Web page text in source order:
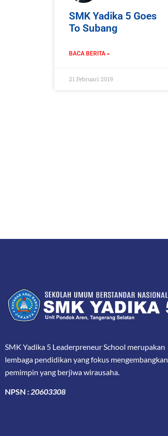
SMK Yadika 5 Goes
To Subang
BACA BERITA »
21 Februari 2019
SMK Yadika 5 Leaderpreneur School merupakan
lembaga pendidikan yang fokus mengembangkan
pemimpin yang berjiwa wirausaha.
NPSN :20603308